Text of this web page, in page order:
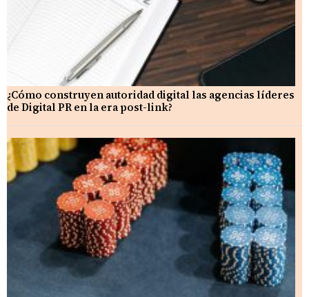
¿Cómo construyen autoridad digital las agencias líderes
de Digital PR en la era post-link?